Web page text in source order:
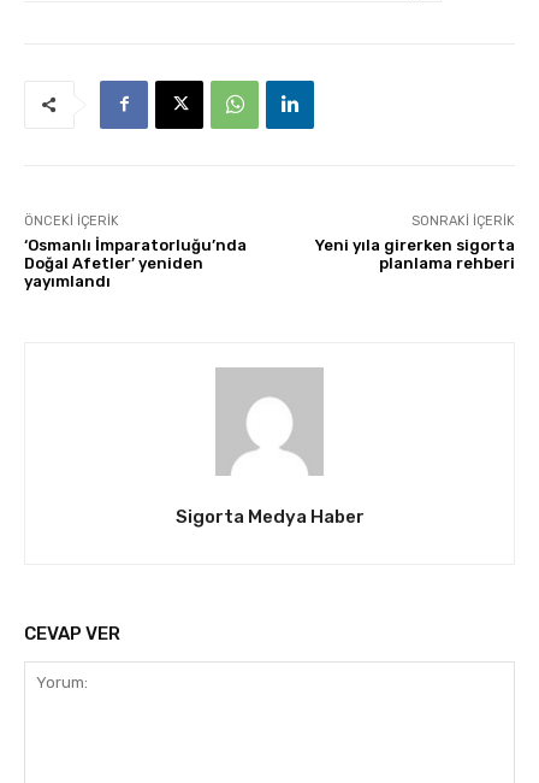
ÖNCEKI İÇERIK
‘Osmanlı İmparatorluğu’nda
Doğal Afetler’ yeniden
yayımlandı
SONRAKI İÇERIK
Yeni yıla girerken sigorta
planlama rehberi
Sigorta Medya Haber
CEVAP VER